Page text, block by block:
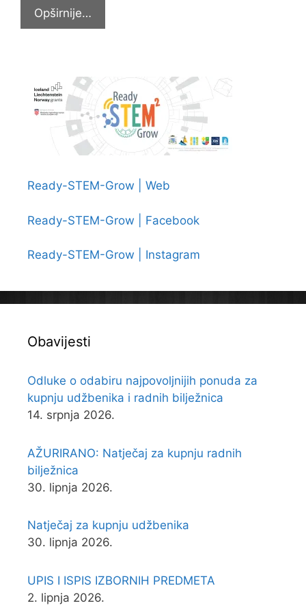
Opširnije…
programom
osoba
invaliditetom
Ready-STEM-Grow | Web
Ready-STEM-Grow | Facebook
Ready-STEM-Grow | Instagram
Obavijesti
Odluke o odabiru najpovoljnijih ponuda za
kupnju udžbenika i radnih bilježnica
14. srpnja 2026.
AŽURIRANO: Natječaj za kupnju radnih
bilježnica
30. lipnja 2026.
Natječaj za kupnju udžbenika
30. lipnja 2026.
UPIS I ISPIS IZBORNIH PREDMETA
2. lipnja 2026.